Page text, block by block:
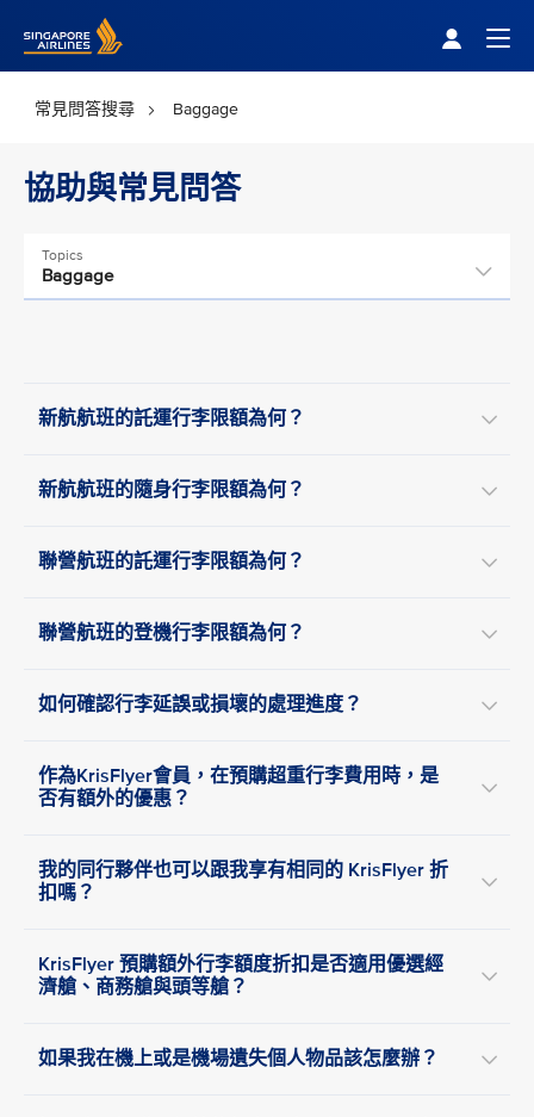
常見問答搜尋 Baggage
協助與常見問答
Topics
Baggage
新航航班的託運行李限額為何？
新航航班的隨身行李限額為何？
聯營航班的託運行李限額為何？
聯營航班的登機行李限額為何？
如何確認行李延誤或損壞的處理進度？
作為KrisFlyer會員，在預購超重行李費用時，是
否有額外的優惠？
我的同行夥伴也可以跟我享有相同的 KrisFlyer 折
扣嗎？
KrisFlyer 預購額外行李額度折扣是否適用優選經
濟艙、商務艙與頭等艙？
如果我在機上或是機場遺失個人物品該怎麼辦？